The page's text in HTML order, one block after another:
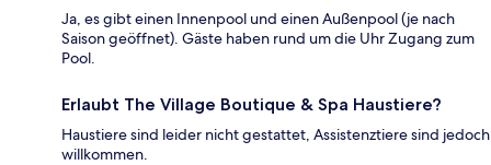
Ja, es gibt einen Innenpool und einen Außenpool (je nach
Saison geöffnet). Gäste haben rund um die Uhr Zugang zum
Pool.
Erlaubt The Village Boutique & Spa Haustiere?
Haustiere sind leider nicht gestattet, Assistenztiere sind jedoch
willkommen.